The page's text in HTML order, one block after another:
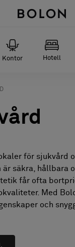
Kontor Hotell
för sjukvård
säkra, hållbara
får ofta
Med
och